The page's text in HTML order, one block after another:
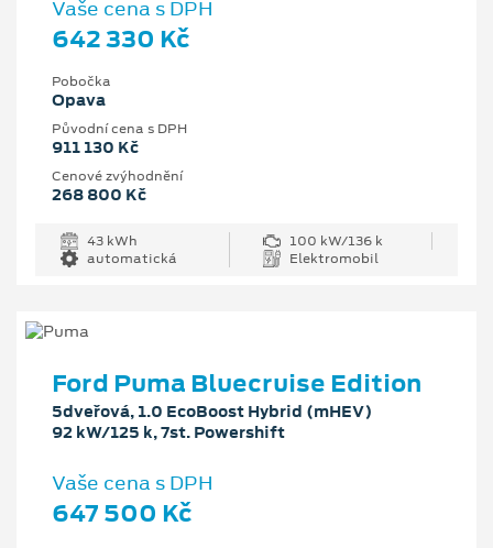
Vaše cena s DPH
642 330 Kč
Pobočka
Opava
Původní cena s DPH
911 130 Kč
Cenové zvýhodnění
268 800 Kč
43 kWh
100 kW/136 k
automatická
Elektromobil
Ford Puma Bluecruise Edition
5dveřová, 1.0 EcoBoost Hybrid (mHEV)
92 kW/125 k, 7st. Powershift
Vaše cena s DPH
647 500 Kč